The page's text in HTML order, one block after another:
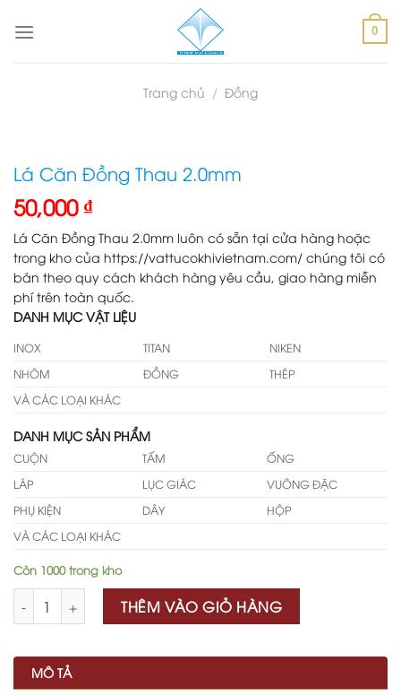
0
Trang chủ / Đồng
Lá Căn Đồng Thau 2.0mm
50,000 ₫
Lá Căn Đồng Thau 2.0mm luôn có sẵn tại cửa hàng hoặc
trong kho của https://vattucokhivietnam.com/ chúng tôi có
bán theo quy cách khách hàng yêu cầu, giao hàng miễn
phí trên toàn quốc.
DANH MỤC VẬT LIỆU
INOX TITAN
NIKEN
NHÔM
ĐỒNG
THÉP
VÀ CÁC LOẠI KHÁC
DANH MỤC SẢN PHẨM
CUỘN TẤM
ỐNG
LÁP
LỤC GIÁC
VUÔNG ĐẶC
PHỤ KIỆN
DÂY
HỘP
VÀ CÁC LOẠI KHÁC
Còn 1000 trong kho
THÊM VÀO GIỎ HÀNG
MÔ TẢ